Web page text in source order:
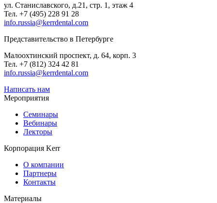
ул. Станиславского, д.21, стр. 1, этаж 4
Тел. +7 (495) 228 91 28
info.russia@kerrdental.com
Представительство в Петербурге
Малоохтинский проспект, д. 64, корп. 3
Тел. +7 (812) 324 42 81
info.russia@kerrdental.com
Написать нам
Мероприятия
Семинары
Вебинары
Лекторы
Корпорация Kerr
О компании
Партнеры
Контакты
Материалы